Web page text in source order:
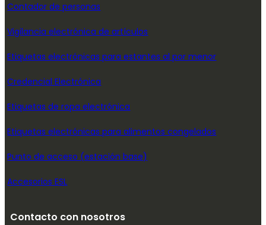
Contador de personas
Vigilancia electrónica de artículos
Etiquetas electrónicas para estantes al por menor
Credencial Electrónica
Etiquetas de ropa electrónica
Etiquetas electrónicas para alimentos congelados
Punto de acceso (estación base)
Accesorios ESL
Contacto con nosotros